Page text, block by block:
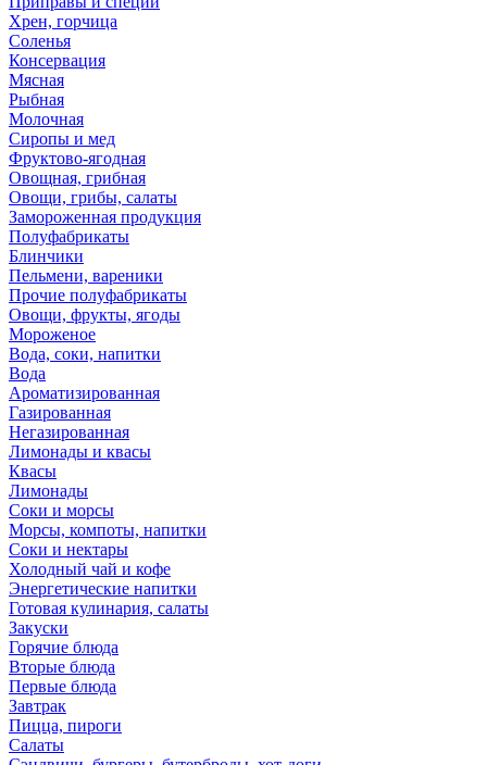
Хрен, горчица
Соленья
Консервация
Мясная
Рыбная
Молочная
Сиропы и мед
Фруктово-ягодная
Овощная, грибная
Овощи, грибы, салаты
Замороженная продукция
Полуфабрикаты
Блинчики
Пельмени, вареники
Прочие полуфабрикаты
Овощи, фрукты, ягоды
Мороженое
Вода, соки, напитки
Вода
Ароматизированная
Газированная
Негазированная
Лимонады и квасы
Квасы
Лимонады
Соки и морсы
Морсы, компоты, напитки
Соки и нектары
Холодный чай и кофе
Энергетические напитки
Готовая кулинария, салаты
Закуски
Горячие блюда
Вторые блюда
Первые блюда
Завтрак
Пицца, пироги
Салаты